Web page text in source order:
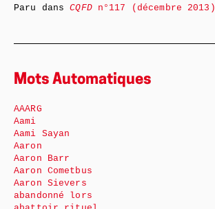
Paru dansCQFDn°117 (décembre 2013)
Mots Automatiques
AAARG
Aami
Aami Sayan
Aaron
Aaron Barr
Aaron Cometbus
Aaron Sievers
abandonné lors